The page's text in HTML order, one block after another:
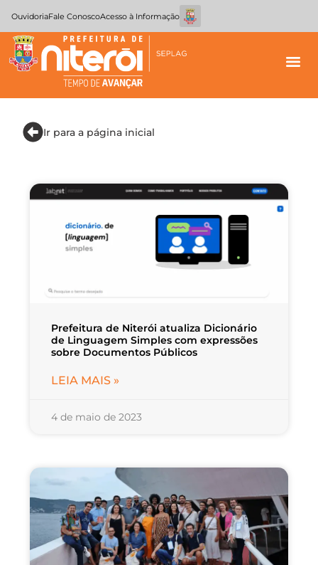
OuvidoriaFale ConoscoAcesso à Informação
Ir para a página inicial
Prefeitura de Niterói atualiza Dicionário
de Linguagem Simples com expressões
sobre Documentos Públicos
LEIA MAIS »
4 de maio de 2023